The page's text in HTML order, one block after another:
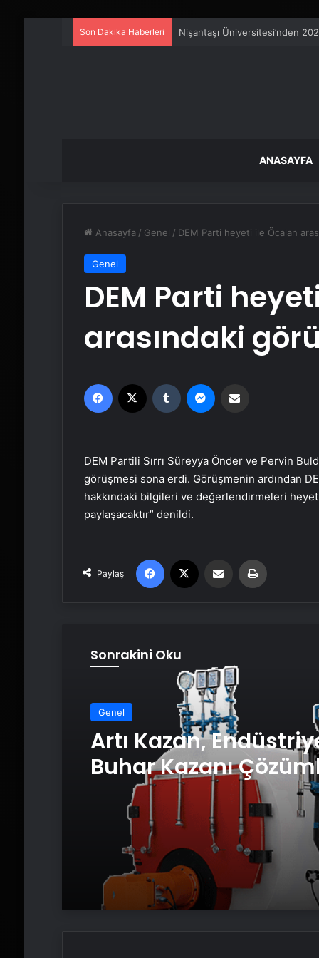
Son Dakika Haberleri Nişantaşı Üniversitesi’nden
ANASAYFA
Anasayfa / Genel / DEM Parti heyeti ile Öcalan
Genel
DEM Parti
arasındaki
Facebook Tumblr
DEM Partili Sırrı Süreyya Önder ve Pervin
görüşmesi sona erdi. Görüşmenin ardından
hakkındaki bilgileri ve değerlendirmeleri
paylaşacaktır” denildi.
Paylaş
Facebook Email'den paylaş
Sonrakini Oku
Genel
Artı Kazan,
Buhar Kazanı
Üretim Tesislerine
Sistemler Sunuyor